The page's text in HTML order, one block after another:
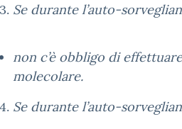
Se durante l’auto-
non c’è obbligo di
molecolare.
Se durante l’auto-